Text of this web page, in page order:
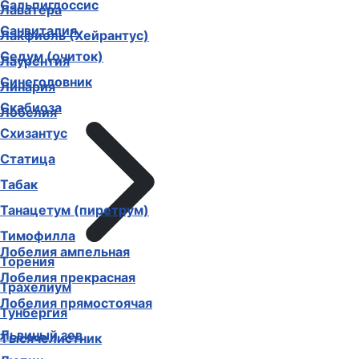
Лаватера
Лакфиоль (Хейрантус)
Лаурентия
Линария
Лобелия
Лобелия ампельная
Лобелия прекрасная
Лобелия прямостоячая
Львиный зев
Сальпиглоссис
Санвиталия
Седум (очиток)
Синеголовник
Скабиоза
Схизантус
Статица
Табак
Танацетум (пиретрум)
Тимофилла
Торения
Трахелиум
Тунбергия
Тысячелистник